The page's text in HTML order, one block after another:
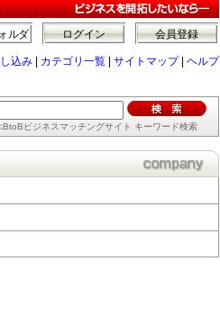
会員登録
ログイン
ルダ
込み カテゴリ一覧 サイトマップ| ヘルプ
ビジネスマッチングサイト キーワード検索